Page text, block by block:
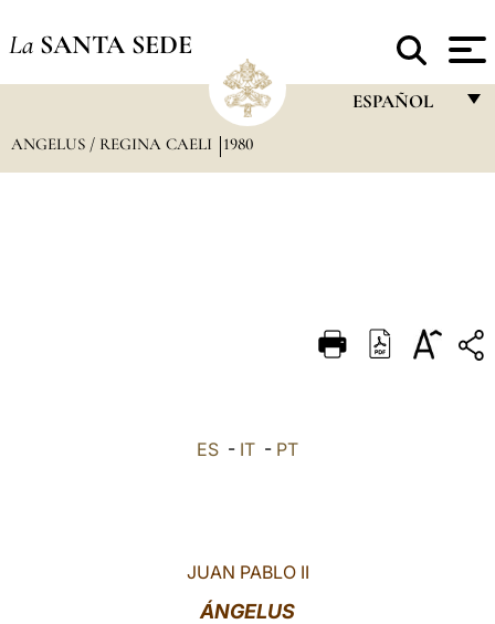
La SANTA SEDE
ESPAÑOL
DEUTSCH
ANGELUS / REGINA CAELI 1980
ES - IT - PT
JUAN PABLO II
ÁNGELUS